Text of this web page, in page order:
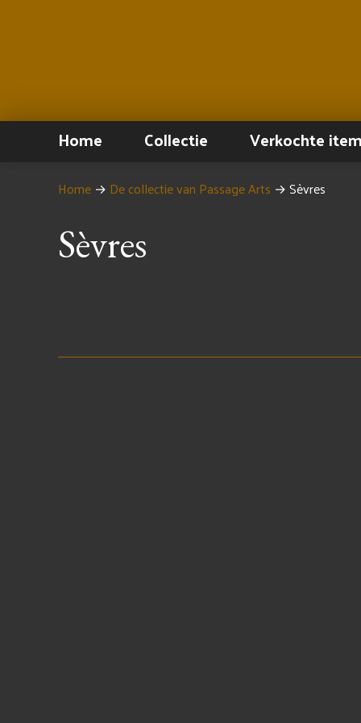
Home Collectie Verkochte
Home → De collectie van Passage Arts →Sèvres
Sèvres